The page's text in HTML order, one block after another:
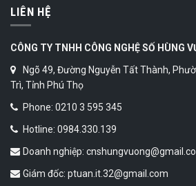
LIÊN HỆ
CÔNG TY TNHH CÔNG NGHỆ SỐ HÙNG
Ngõ 49, Đường Nguyễn Tất Thành,
Trì, Tỉnh Phú Thọ
Phone: 0210 3 595 345
Hotline: 0984.330.139
Doanh nghiệp:
Giám đốc: ptuan.it.32@gmail.com